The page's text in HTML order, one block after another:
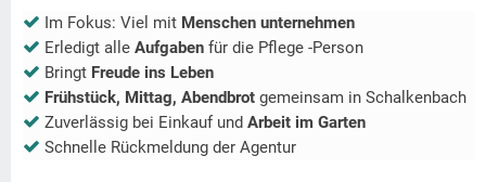
Im Fokus: Viel mit Menschen unternehmen
Erledigt alle Aufgaben für die Pflege -Person
Bringt Freude ins Leben
Frühstück, Mittag, Abendbrot gemeinsam in Schalkenbach
Zuverlässig bei Einkauf und Arbeit im Garten
Schnelle Rückmeldung der Agentur